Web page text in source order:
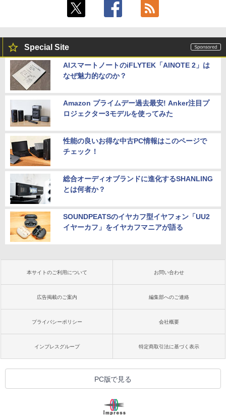
Special Site
AIスマートノートのiFLYTEK「AINOTE 2」は
なぜ魅力的なのか？
Amazon プライムデー過去最安! Anker注目プ
ロジェクター3モデルを使ってみた
性能の良いお得な中古PC情報はこのページで
チェック！
総合オーディオブランドに進化するSHANLING
とは何者か？
SOUNDPEATSのイヤカフ型イヤフォン「UU2
イヤーカフ」をイヤカフマニアが語る
本サイトのご利用について お問い合わせ
広告掲載のご案内 編集部へのご連絡
プライバシーポリシー 会社概要
インプレスグループ 特定商取引法に基づく表示
PC版で見る